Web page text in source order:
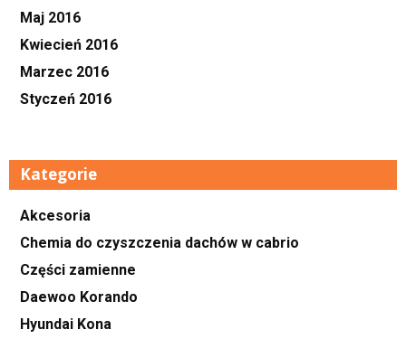
Maj 2016
Kwiecień 2016
Marzec 2016
Styczeń 2016
Kategorie
Akcesoria
Chemia do czyszczenia dachów w cabrio
Części zamienne
Daewoo Korando
Hyundai Kona